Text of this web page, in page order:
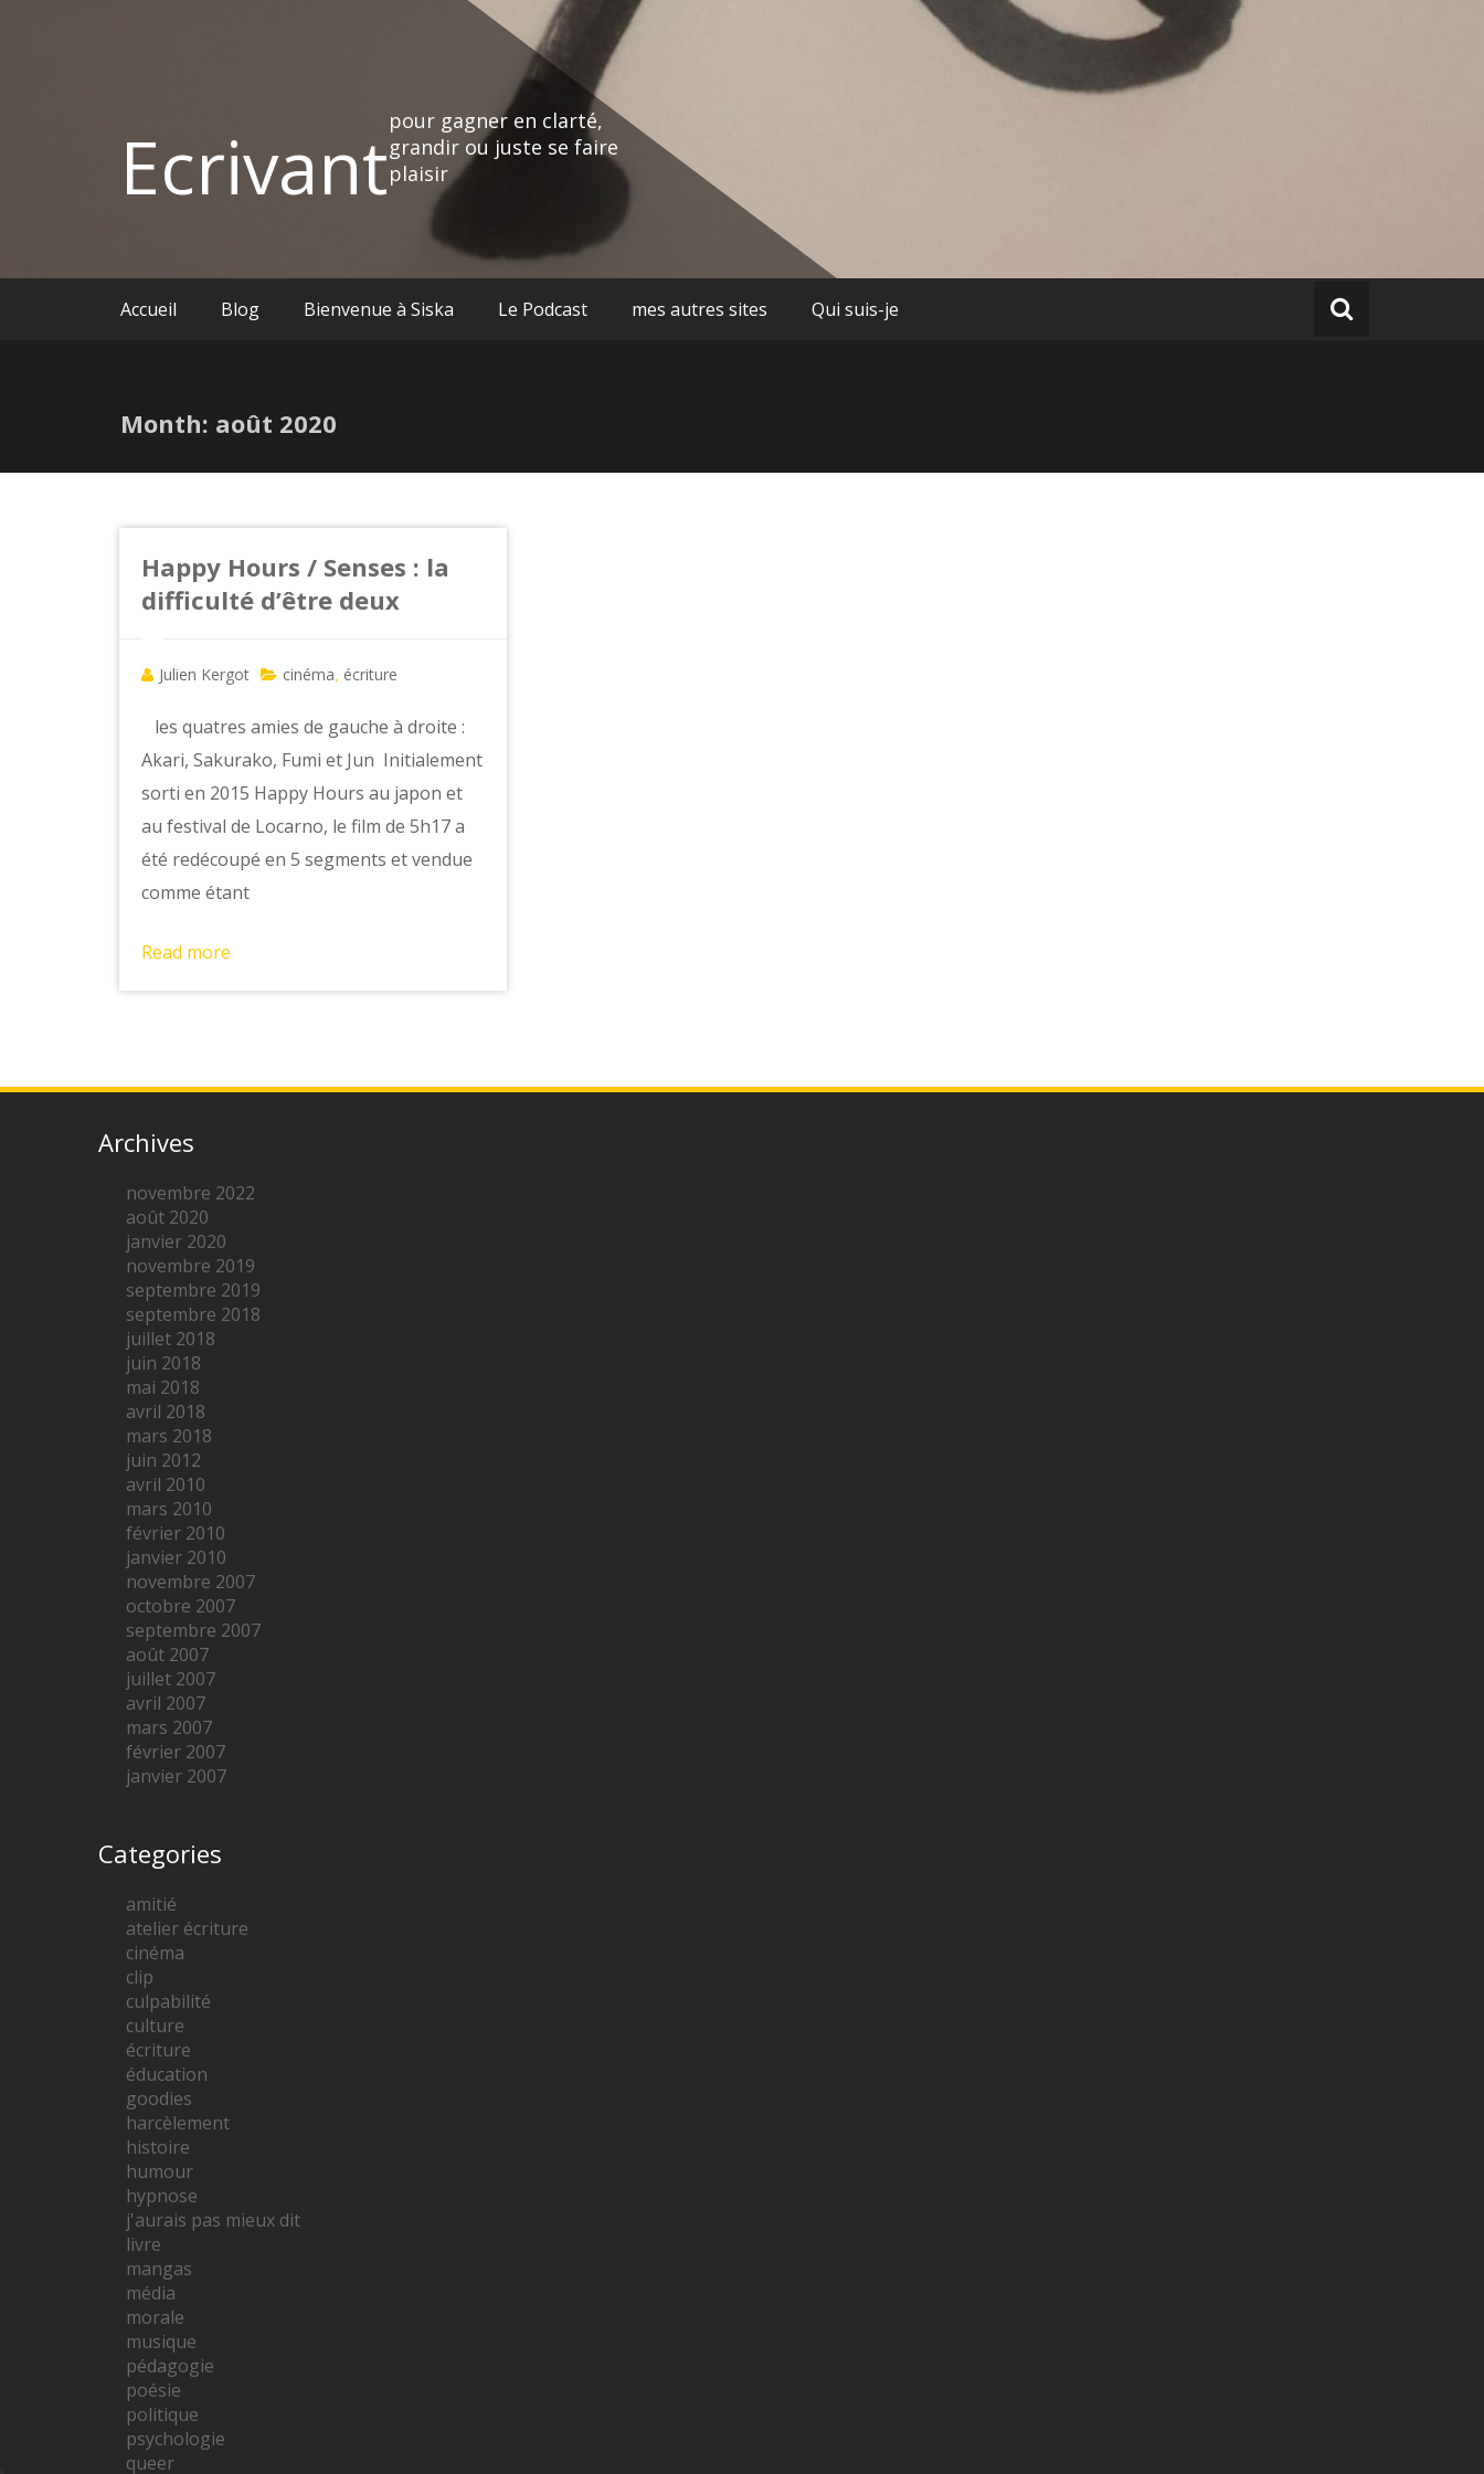
Ecrivantpour gagner en clarté,
grandir ou juste se faire
plaisir
Accueil Blog Bienvenue à Siska Le Podcast mes autres sites Qui suis-je
Month: août 2020
Happy Hours / Senses : la
difficulté d’être deux
Julien Kergot cinéma écriture
les quatres amies de gauche à droite :
Akari, Sakurako, Fumi et Jun Initialement
sorti en 2015 Happy Hours au japon et
au festival de Locarno, le film de 5h17 a
été redécoupé en 5 segments et vendue
comme étant
Read more
Archives
novembre 2022
août 2020
janvier 2020
novembre 2019
septembre 2019
septembre 2018
juillet 2018
juin 2018
mai 2018
avril 2018
mars 2018
juin 2012
avril 2010
mars 2010
février 2010
janvier 2010
novembre 2007
octobre 2007
septembre 2007
août 2007
juillet 2007
avril 2007
mars 2007
février 2007
janvier 2007
Categories
amitié
atelier écriture
cinéma
clip
culpabilité
culture
écriture
éducation
goodies
harcèlement
histoire
humour
hypnose
j'aurais pas mieux dit
livre
mangas
média
morale
musique
pédagogie
poésie
politique
psychologie
queer